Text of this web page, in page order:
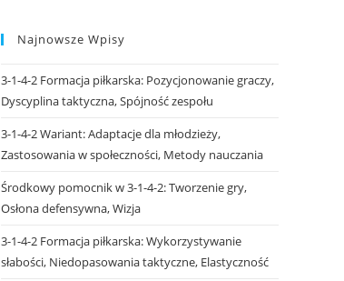
Najnowsze Wpisy
3-1-4-2 Formacja piłkarska: Pozycjonowanie graczy,
Dyscyplina taktyczna, Spójność zespołu
3-1-4-2 Wariant: Adaptacje dla młodzieży,
Zastosowania w społeczności, Metody nauczania
Środkowy pomocnik w 3-1-4-2: Tworzenie gry,
Osłona defensywna, Wizja
3-1-4-2 Formacja piłkarska: Wykorzystywanie
słabości, Niedopasowania taktyczne, Elastyczność